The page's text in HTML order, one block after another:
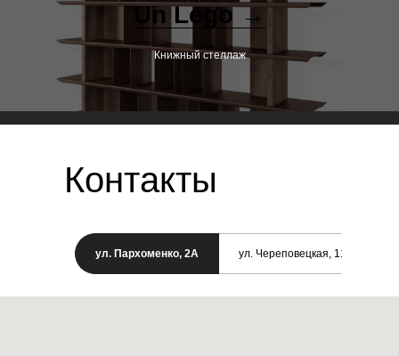
Un Lego →
Книжный стеллаж
Контакты
ул. Пархоменко, 2А ул. Череповецкая, 11/1